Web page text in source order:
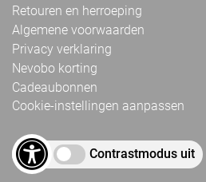
Retouren en herroeping
Algemene voorwaarden
Privacy verklaring
Nevobo korting
Cadeaubonnen
Cookie-instellingen aanpassen
Contrastmodus uit